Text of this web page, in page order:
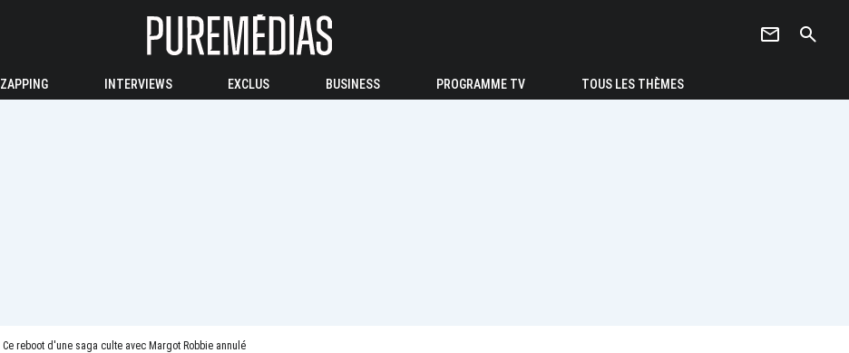
newsletter search
ZAPPING INTERVIEWS EXCLUS BUSINESS PROGRAMME TV TOUS LES THÈMES
Ce reboot d'une saga culte avec Margot Robbie annulé